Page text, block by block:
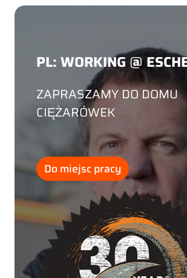
PL: WORKING @
ZAPRASZAMY DO DOMU
CIĘŻARÓWEK
Do miejsc pracy